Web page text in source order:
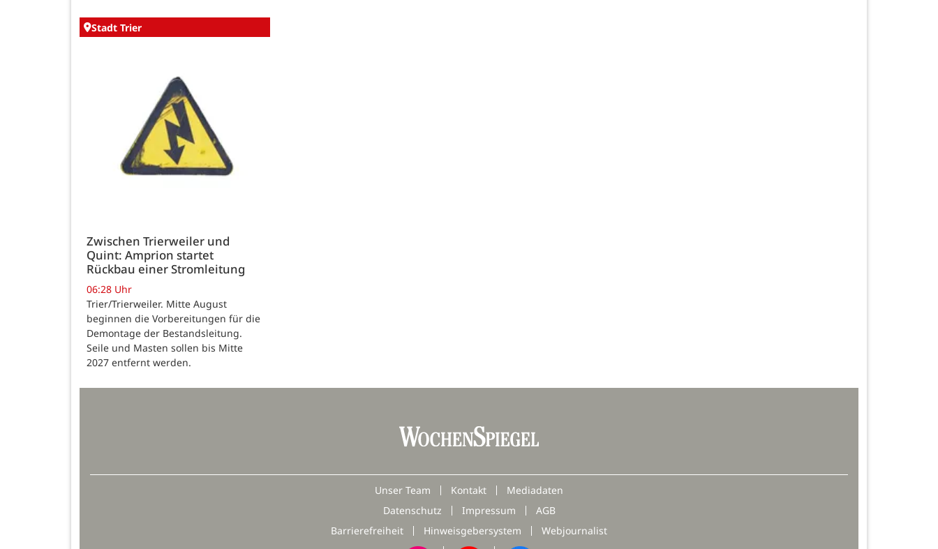
Stadt Trier
Zwischen Trierweiler und
Quint: Amprion startet
Rückbau einer Stromleitung
06:28 Uhr
Trier/Trierweiler. Mitte August
beginnen die Vorbereitungen für die
Demontage der Bestandsleitung.
Seile und Masten sollen bis Mitte
2027 entfernt werden.
Unser Team Kontakt
Mediadaten
Datenschutz
Impressum
AGB
Barrierefreiheit
Hinweisgebersystem Webjournalist